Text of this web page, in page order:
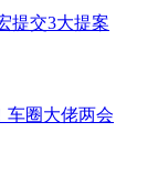
提交3大提案
车圈大佬两会